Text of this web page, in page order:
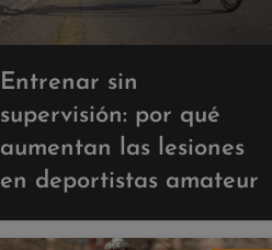
Entrenar sin
supervisión: por qué
aumentan las lesiones
en deportistas amateur